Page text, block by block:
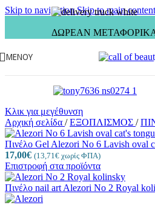
Skip to navigationSkip to main content
ΔΩΡΕΑΝ
ΜΕΝΟΎ
Κλικ για μεγέθυνση
Αρχική σελίδα / ΕΞΟΠΛΙΣΜΟΣ /
Πινέλο Gel Alezori No 6 Lavish oval
17,00€ (13,71€ χωρίς ΦΠΑ)
Επιστροφή στα προϊόντα
Πινέλο nail art Alezori No 2 Royal